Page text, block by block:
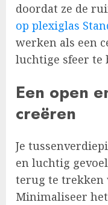
doordat ze de
op plexiglas
werken als een
luchtige sfeer te
Een open
creëren
Je
en luchtig
terug te trekken
Minimaliseer